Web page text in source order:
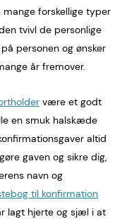
forskellige typer
tvivl de personlige
personen og ønsker
år fremover.
være et godt
en smuk halskæde
altid
gaven og sikre dig,
navn og
til konfirmation
lagt hjerte og sjæl i at